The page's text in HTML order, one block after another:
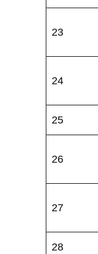
23
24
25
26
27
28